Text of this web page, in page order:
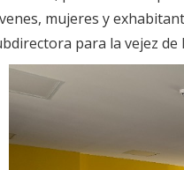
mujeres y
para la vejez